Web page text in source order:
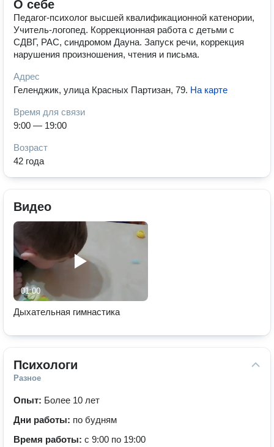
О себе
Педагог-психолог высшей квалификационной катенории,
Учитель-логопед. Коррекционная работа с детьми с
СДВГ, РАС, синдромом Дауна. Запуск речи, коррекция
нарушения произношения, чтения и письма.
Адрес
Геленджик, улица Красных Партизан, 79. На карте
Время для связи
9:00 — 19:00
Возраст
42 года
Видео
01:00
Дыхательная гимнастика
Психологи
Разное
Опыт: Более 10 лет
Дни работы: по будням
Время работы: с 9:00 по 19:00